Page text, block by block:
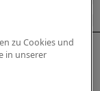
zu Cookies und
in unserer